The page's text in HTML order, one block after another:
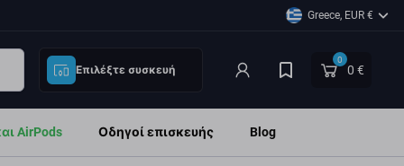
Greece, EUR €
Επιλέξτε συσκευή
0
0 €
AirPods Οδηγοί επισκευής Blog